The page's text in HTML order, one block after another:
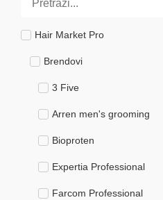
Hair Market Pro
Brendovi
3 Five
Arren men's grooming
Bioproten
Expertia Professional
Farcom Professional